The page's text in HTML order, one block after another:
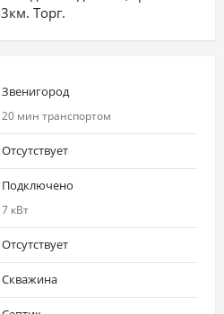
Торг.
Звенигород
20 мин транспортом
Отсутствует
Подключено
7 кВт
Отсутствует
Скважина